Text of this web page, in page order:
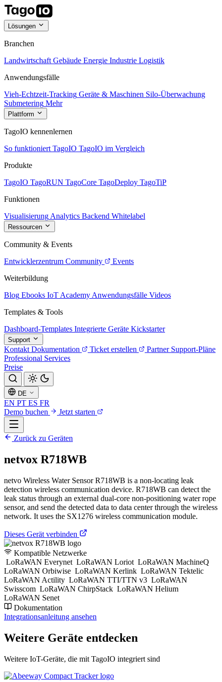
Lösungen
Branchen
Landwirtschaft Gebäude Energie Industrie Logistik
Anwendungsfälle
Vieh-Echtzeit-Tracking Geräte & Maschinen Silo-Überwachung
Submetering Mehr
Plattform
TagoIO kennenlernen
So funktioniert TagoIO TagoIO im Vergleich
Produkte
TagoIO TagoRUN TagoCore TagoDeploy TagoTiP
Funktionen
Visualisierung Analytics Backend Whitelabel
Ressourcen
Community & Events
Entwicklerzentrum Community
Events
Weiterbildung
Blog Ebooks IoT Academy Anwendungsfälle Videos
Templates & Tools
Dashboard-Templates Integrierte Geräte Kickstarter
Support
Kontakt Dokumentation Ticket erstellen Partner Support-Pläne
Professional Services
Preise
DE
EN PT ES FR
Demo buchen
Jetzt starten
Zurück zu Geräten
netvox R718WB
netvo Wireless Water Sensor R718WB is a non-locating leak
detection wireless communication device. R718WB can detect the
leak status through an external dual-core non-positioning water rope
sensor, and send the detected data to data center through the wireless
network. It uses the SX1276 wireless communication module.
Dieses Gerät verbinden
Kompatible Netzwerke
LoRaWAN Everynet LoRaWAN Loriot LoRaWAN MachineQ
LoRaWAN Orbiwise LoRaWAN Kerlink LoRaWAN Tektelic
LoRaWAN Actility LoRaWAN TTI/TTN v3 LoRaWAN
Swisscom LoRaWAN ChirpStack LoRaWAN Helium
LoRaWAN Senet
Dokumentation
Integrationsanleitung ansehen
Weitere Geräte entdecken
Weitere IoT-Geräte, die mit TagoIO integriert sind